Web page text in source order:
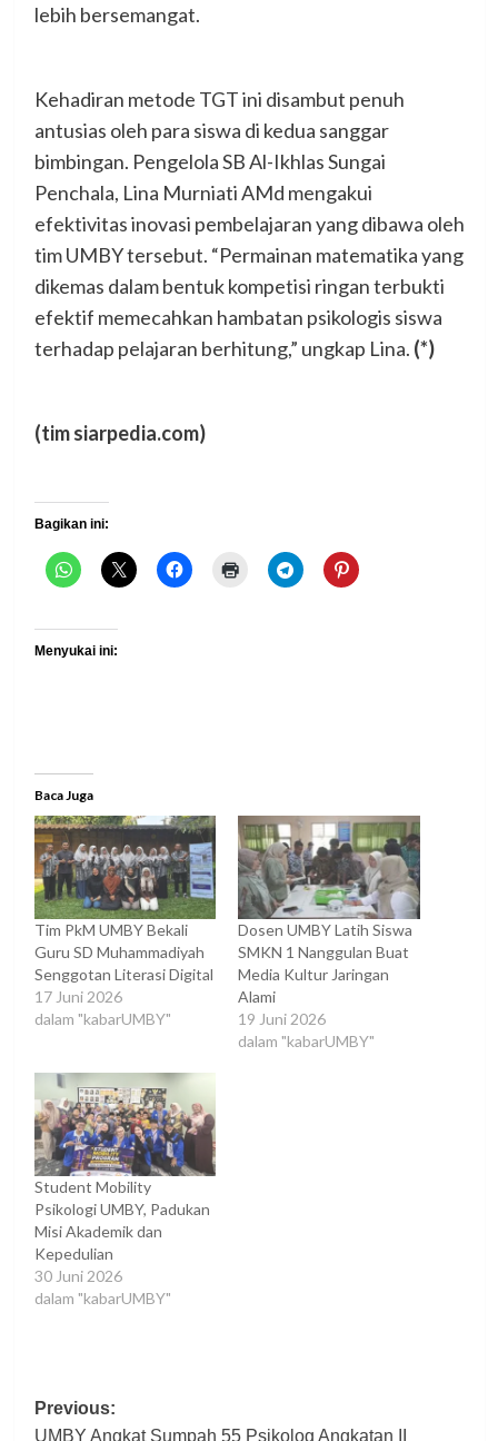
lebih bersemangat.
Kehadiran metode TGT ini disambut penuh
antusias oleh para siswa di kedua sanggar
bimbingan. Pengelola SB Al-Ikhlas Sungai
Penchala, Lina Murniati AMd mengakui
efektivitas inovasi pembelajaran yang dibawa oleh
tim UMBY tersebut. “Permainan matematika yang
dikemas dalam bentuk kompetisi ringan terbukti
efektif memecahkan hambatan psikologis siswa
terhadap pelajaran berhitung,” ungkap Lina. (*)
(tim siarpedia.com)
Bagikan ini:
Menyukai ini:
Baca Juga
Tim PkM UMBY Bekali
Guru SD Muhammadiyah
Senggotan Literasi Digital
17 Juni 2026
dalam "kabarUMBY"
Dosen UMBY Latih Siswa
SMKN 1 Nanggulan Buat
Media Kultur Jaringan
Alami
19 Juni 2026
dalam "kabarUMBY"
Student Mobility
Psikologi UMBY, Padukan
Misi Akademik dan
Kepedulian
30 Juni 2026
dalam "kabarUMBY"
Post
Previous:
UMBY Angkat Sumpah 55 Psikolog Angkatan II